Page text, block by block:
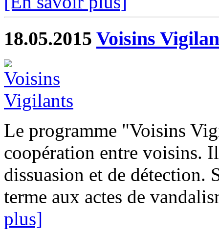
18.05.2015 Voisins
Le programme "Voisins
coopération entre voisins.
dissuasion et de détection.
terme aux actes de
plus]